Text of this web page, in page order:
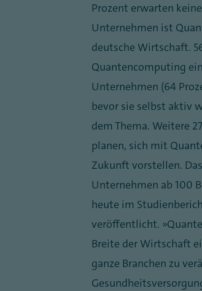
Prozent erwarten
Unternehmen ist
deutsche Wirtschaft.
Quantencomputing
Unternehmen (64
bevor sie selbst aktiv
dem Thema. Weitere
planen, sich mit
Zukunft vorstellen.
Unternehmen ab 100
heute im
veröffentlicht.
Breite der Wirtschaft
ganze Branchen zu